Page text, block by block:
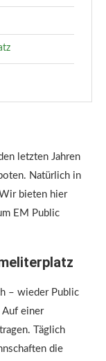
letzten Jahren
Natürlich in
bieten hier
EM Public
– wieder Public
Auf einer
Täglich
die